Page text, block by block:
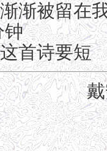
渐被留在
钟
首诗要短